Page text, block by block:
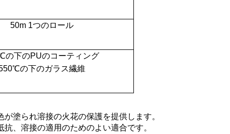
50m 1つのロール
の下のPUのコーティング
の下のガラス繊維
塗られ溶接の火花の保護を提供します。
、溶接の適用のためのよい適合です。